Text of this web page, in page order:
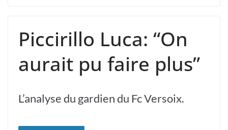
Piccirillo Luca: “On
aurait pu faire plus”
L’analyse du gardien du Fc Versoix.